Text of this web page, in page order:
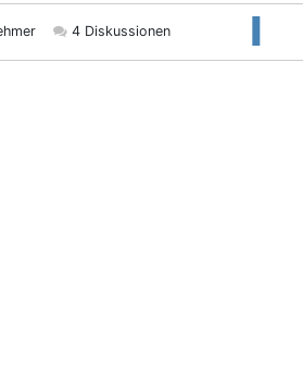
4 Diskussionen